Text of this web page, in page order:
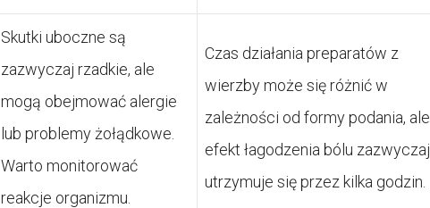
Skutki uboczne są
zazwyczaj rzadkie, ale
mogą obejmować alergie
lub problemy żołądkowe.
Warto monitorować
reakcje organizmu.
Czas działania preparatów z
wierzby może się różnić w
zależności od formy podania, ale
efekt łagodzenia bólu zazwyczaj
utrzymuje się przez kilka godzin.